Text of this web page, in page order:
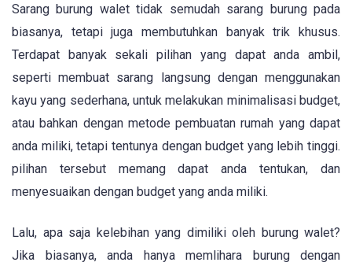
Sarang burung walet tidak semudah sarang burung pada
biasanya, tetapi juga membutuhkan banyak trik khusus.
Terdapat banyak sekali pilihan yang dapat anda ambil,
seperti membuat sarang langsung dengan menggunakan
kayu yang sederhana, untuk melakukan minimalisasi budget,
atau bahkan dengan metode pembuatan rumah yang dapat
anda miliki, tetapi tentunya dengan budget yang lebih tinggi.
pilihan tersebut memang dapat anda tentukan, dan
menyesuaikan dengan budget yang anda miliki.
Lalu, apa saja kelebihan yang dimiliki oleh burung walet?
Jika biasanya, anda hanya memlihara burung dengan